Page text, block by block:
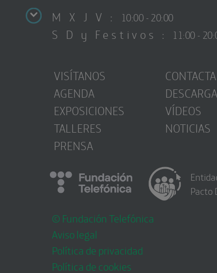
M X J V : 10:00 - 20:00
S D y Festivos : 11:00 -
VISÍTANOS
AGENDA
EXPOSICIONES
TALLERES
PRENSA
CONTACTA
VÍDEOS
NOTICIAS
© Fundación Telefónica
Aviso legal
Política de privacidad
Política de cookies
Pacto